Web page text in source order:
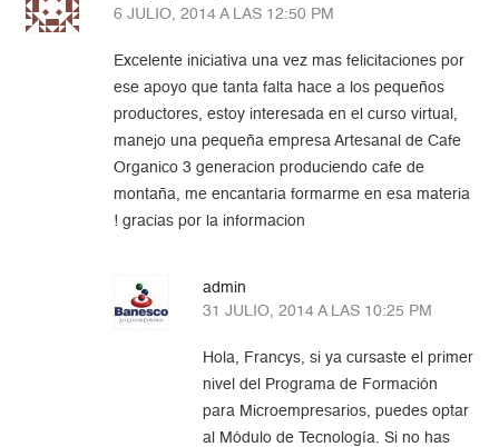
6 JULIO, 2014 A LAS 12:50 PM
Excelente iniciativa una vez mas felicitaciones por
ese apoyo que tanta falta hace a los pequeños
productores, estoy interesada en el curso virtual,
manejo una pequeña empresa Artesanal de Cafe
Organico 3 generacion produciendo cafe de
montaña, me encantaria formarme en esa materia
! gracias por la informacion
admin
31 JULIO, 2014 A LAS 10:25 PM
Hola, Francys, si ya cursaste el primer
nivel del Programa de Formación
para Microempresarios, puedes optar
al Módulo de Tecnología. Si no has